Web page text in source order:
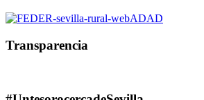
Transparencia